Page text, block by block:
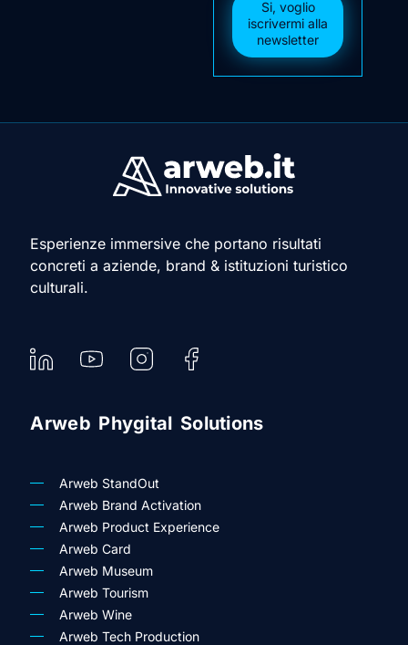
Si, voglio
iscrivermi alla
newsletter
Esperienze immersive che portano risultati
concreti a aziende, brand & istituzioni turistico
culturali.
Arweb Phygital Solutions
Arweb StandOut
Arweb Brand Activation
Arweb Product Experience
Arweb Card
Arweb Museum
Arweb Tourism
Arweb Wine
Arweb Tech Production